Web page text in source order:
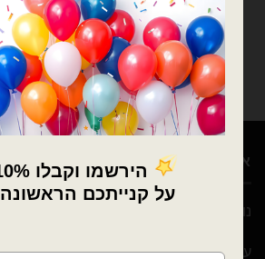
צרפו אותי לרשימת
המתנה
אודות
נוי עמיר – שיווק והפצה בלונים וציוד נלווה
עם 10 שנות ניסיון ומבחר הבלונים הגדול